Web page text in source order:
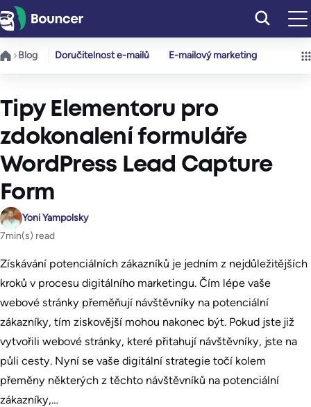
Přeskočit
na
obsah
Blog Doručitelnost e-mailů E-mailový marketing
Tipy Elementoru pro
zdokonalení formuláře
WordPress Lead Capture
Form
Yoni Yampolsky
7min(s) read
Získávání potenciálních zákazníků je jedním z nejdůležitějších
kroků v procesu digitálního marketingu. Čím lépe vaše
webové stránky přeměňují návštěvníky na potenciální
zákazníky, tím ziskovější mohou nakonec být. Pokud jste již
vytvořili webové stránky, které přitahují návštěvníky, jste na
půli cesty. Nyní se vaše digitální strategie točí kolem
přeměny některých z těchto návštěvníků na potenciální
zákazníky,…